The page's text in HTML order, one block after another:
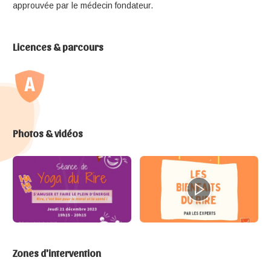
approuvée par le médecin fondateur.
Licences & parcours
Photos & vidéos
Zones d'intervention